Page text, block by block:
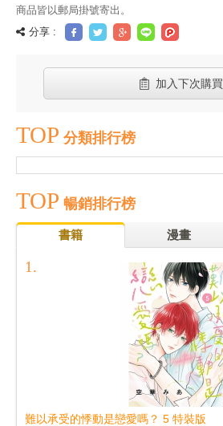
商品皆以郵局掛號寄出。
分享 :
加入下次購買
TOP 分類排行榜
TOP 暢銷排行榜
書籍 漫畫
難以承受的悸動是戀愛嗎？ 5 特裝版